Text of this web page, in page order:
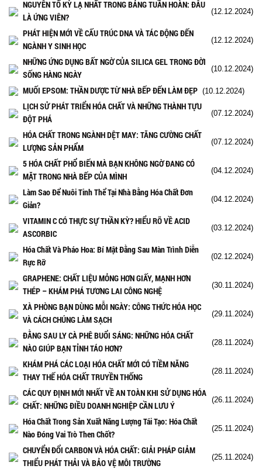
NGUYÊN TỐ KỲ LẠ NHẤT TRONG BẢNG TUẦN HOÀN: ĐÂU
LÀ ỨNG VIÊN?
(12.12.2024)
PHÁT HIỆN MỚI VỀ CẤU TRÚC DNA VÀ TÁC ĐỘNG ĐẾN
NGÀNH Y SINH HỌC
(12.12.2024)
NHỮNG ỨNG DỤNG BẤT NGỜ CỦA SILICA GEL TRONG ĐỜI
SỐNG HÀNG NGÀY
(10.12.2024)
MUỐI EPSOM: THẦN DƯỢC TỪ NHÀ BẾP ĐẾN LÀM ĐẸP (10.12.2024)
LỊCH SỬ PHÁT TRIỂN HÓA CHẤT VÀ NHỮNG THÀNH TỰU
ĐỘT PHÁ
(07.12.2024)
HÓA CHẤT TRONG NGÀNH DỆT MAY: TĂNG CƯỜNG CHẤT
LƯỢNG SẢN PHẨM
(07.12.2024)
5 HÓA CHẤT PHỔ BIẾN MÀ BẠN KHÔNG NGỜ ĐANG CÓ
MẶT TRONG NHÀ BẾP CỦA MÌNH
(04.12.2024)
Làm Sao Để Nuôi Tinh Thể Tại Nhà Bằng Hóa Chất Đơn
Giản?
(04.12.2024)
VITAMIN C CÓ THỰC SỰ THẦN KỲ? HIỂU RÕ VỀ ACID
ASCORBIC
(03.12.2024)
Hóa Chất Và Pháo Hoa: Bí Mật Đằng Sau Màn Trình Diễn
Rực Rỡ
(02.12.2024)
GRAPHENE: CHẤT LIỆU MỎNG HƠN GIẤY, MẠNH HƠN
THÉP – KHÁM PHÁ TƯƠNG LAI CÔNG NGHỆ
(30.11.2024)
XÀ PHÒNG BẠN DÙNG MỖI NGÀY: CÔNG THỨC HÓA HỌC
VÀ CÁCH CHÚNG LÀM SẠCH
(29.11.2024)
ĐẰNG SAU LY CÀ PHÊ BUỔI SÁNG: NHỮNG HÓA CHẤT
NÀO GIÚP BẠN TỈNH TÁO HƠN?
(28.11.2024)
KHÁM PHÁ CÁC LOẠI HÓA CHẤT MỚI CÓ TIỀM NĂNG
THAY THẾ HÓA CHẤT TRUYỀN THỐNG
(28.11.2024)
CÁC QUY ĐỊNH MỚI NHẤT VỀ AN TOÀN KHI SỬ DỤNG HÓA
CHẤT: NHỮNG ĐIỀU DOANH NGHIỆP CẦN LƯU Ý
(26.11.2024)
Hóa Chất Trong Sản Xuất Năng Lượng Tái Tạo: Hóa Chất
Nào Đóng Vai Trò Then Chốt?
(25.11.2024)
CHUYỂN ĐỔI CARBON VÀ HÓA CHẤT: GIẢI PHÁP GIẢM
THIỂU PHÁT THẢI VÀ BẢO VỆ MÔI TRƯỜNG
(25.11.2024)